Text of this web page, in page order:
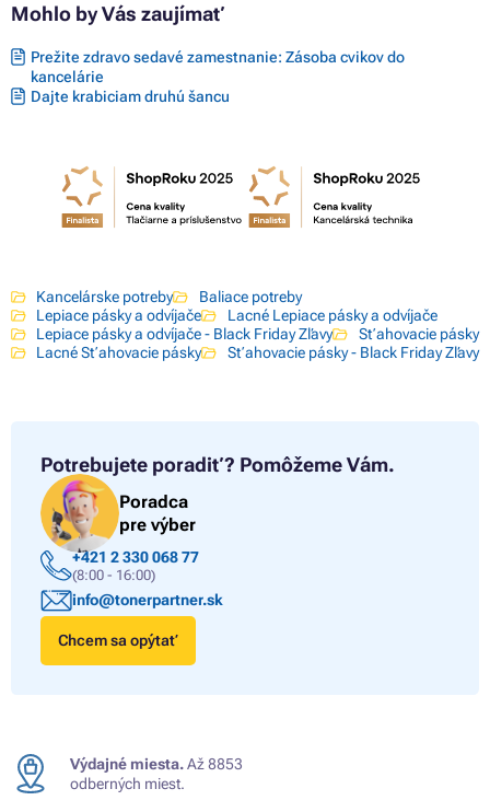
Mohlo by Vás zaujímať
Prežite zdravo sedavé zamestnanie: Zásoba cvikov do
kancelárie
Dajte krabiciam druhú šancu
Kancelárske potreby
Baliace potreby
Lepiace pásky a odvíjače
Lacné Lepiace pásky a odvíjače
Lepiace pásky a odvíjače - Black Friday Zľavy
Sťahovacie pásky
Lacné Sťahovacie pásky
Sťahovacie pásky - Black Friday Zľavy
Potrebujete poradiť? Pomôžeme Vám.
Poradca
pre výber
+421 2 330 068 77
(8:00 - 16:00)
info@tonerpartner.sk
Chcem sa opýtať
Výdajné miesta.Až 8853
odberných miest.